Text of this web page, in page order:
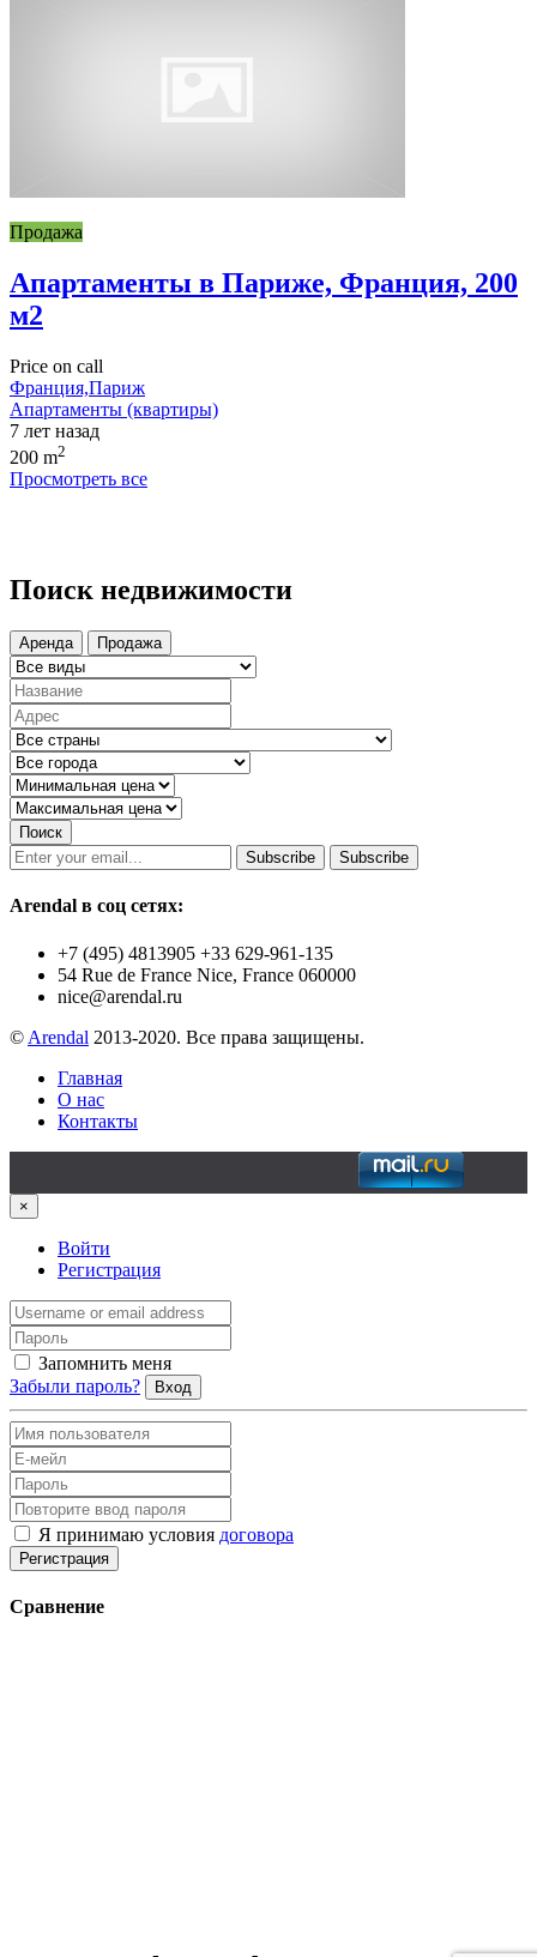
Продажа
Апартаменты в Париже, Франция, 200
м2
Price on call
Франция,Париж
Апартаменты (квартиры)
7 лет назад
200 m2
Просмотреть все
Поиск недвижимости
Аренда Продажа
Поиск
Subscribe
Subscribe
Arendal в соц сетях:
+7 (495) 4813905 +33 629-961-135
54 Rue de France Nice, France 060000
nice@arendal.ru
© Arendal 2013-2020. Все права защищены.
Главная
О нас
Контакты
×
Войти
Регистрация
Запомнить меня
Забыли пароль?
Вход
Я принимаю условия договора
Регистрация
Сравнение